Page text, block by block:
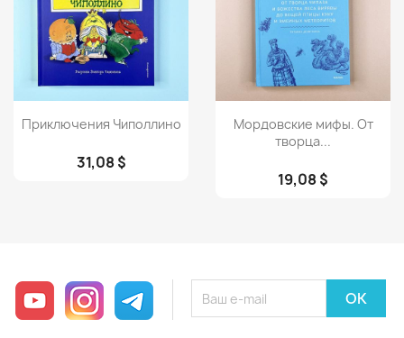
Просмотр
Приключения Чиполлино
31,08 $
Просмотр
Мордовские мифы. От
творца...
19,08 $
YouTube InstagramTelegram